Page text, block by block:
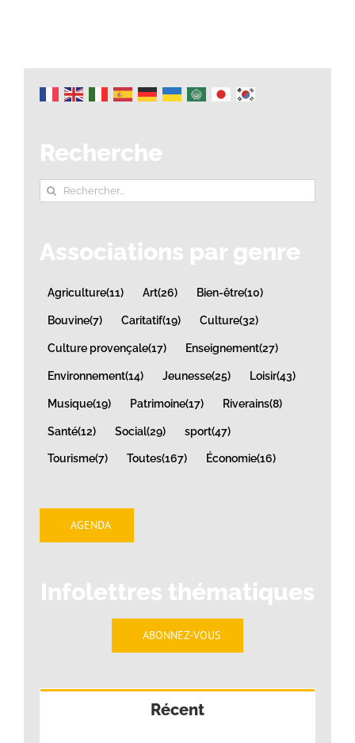
Recherche
Rechercher:
Associations par genre
Agriculture(11) Art(26) Bien-être(10)
Bouvine(7) Caritatif(19) Culture(32)
Culture provençale(17) Enseignement(27)
Environnement(14) Jeunesse(25) Loisir(43)
Musique(19) Patrimoine(17) Riverains(8)
Santé(12) Social(29) sport(47)
Tourisme(7) Toutes(167) Économie(16)
AGENDA
Infolettres thématiques
ABONNEZ-VOUS
Récent